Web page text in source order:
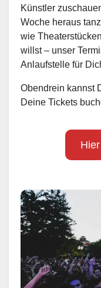
Künstler
Woche heraus
wie
willst – unser
Anlaufstelle für
Obendrein kannst
Deine Tickets